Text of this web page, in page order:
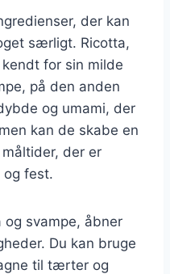
der kan
særligt. Ricotta,
for sin milde
på den anden
og umami, der
kan de skabe en
der er
fest.
svampe, åbner
Du kan bruge
til tærter og